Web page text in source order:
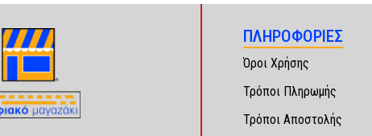
ΠΛΗΡΟΦΟΡΙΕΣ
Όροι Χρήσης
Τρόποι Πληρωμής
Τρόποι Αποστολής